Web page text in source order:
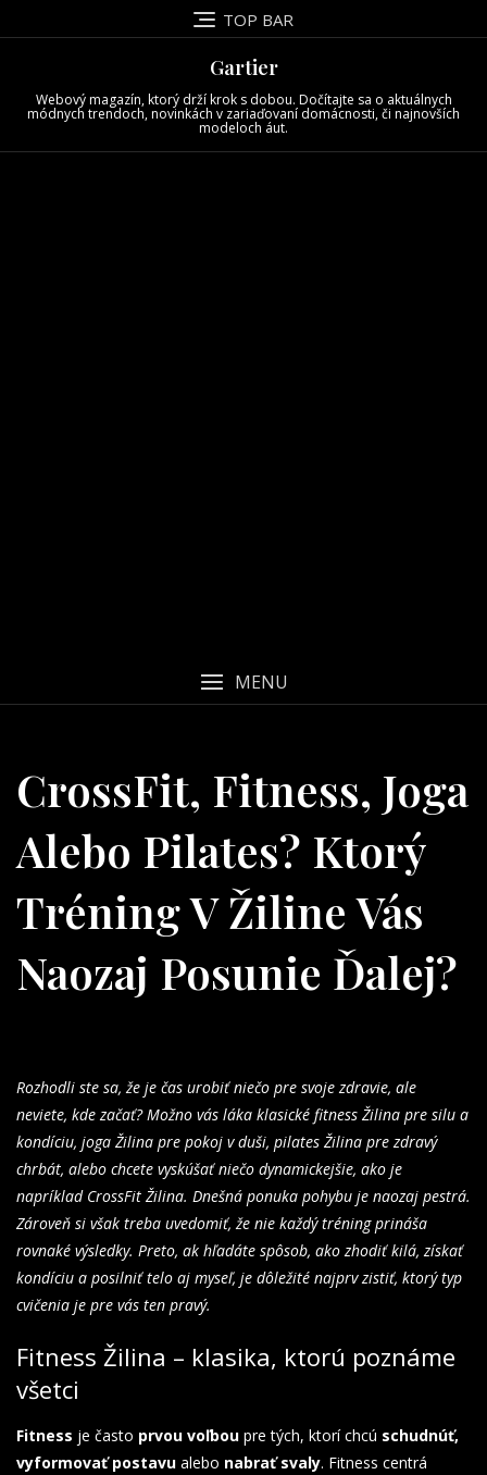
to
TOP BAR
Gartier
Webový magazín, ktorý drží krok s dobou. Dočítajte sa o aktuálnych
módnych trendoch, novinkách v zariaďovaní domácnosti, či najnovších
modeloch áut.
MENU
CrossFit, Fitness, Joga
Alebo Pilates? Ktorý
Tréning V Žiline Vás
Naozaj Posunie Ďalej?
Rozhodli ste sa, že je čas urobiť niečo pre svoje zdravie, ale
neviete, kde začať? Možno vás láka klasické fitness Žilina pre silu a
kondíciu, joga Žilina pre pokoj v duši, pilates Žilina pre zdravý
chrbát, alebo chcete vyskúšať niečo dynamickejšie, ako je
napríklad CrossFit Žilina. Dnešná ponuka pohybu je naozaj pestrá.
Zároveň si však treba uvedomiť, že nie každý tréning prináša
rovnaké výsledky. Preto, ak hľadáte spôsob, ako zhodiť kilá, získať
kondíciu a posilniť telo aj myseľ, je dôležité najprv zistiť, ktorý typ
cvičenia je pre vás ten pravý.
Fitness Žilina – klasika, ktorú poznáme
všetci
Fitness je často prvou voľbou pre tých, ktorí chcú schudnúť,
vyformovať postavu alebo nabrať svaly. Fitness centrá